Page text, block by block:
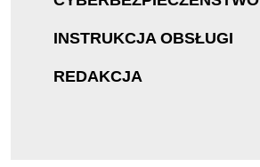
INSTRUKCJA OBSŁUGI
REDAKCJA